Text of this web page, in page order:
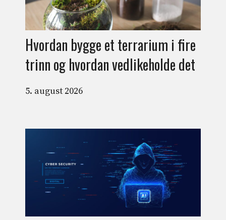
Hvordan bygge et terrarium i fire
trinn og hvordan vedlikeholde det
5. august 2026